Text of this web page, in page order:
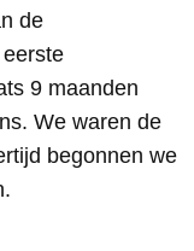
de
9 maanden
We waren de
begonnen we